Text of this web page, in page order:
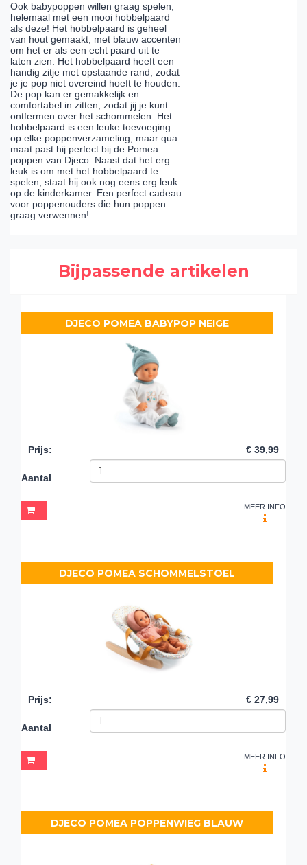
Ook babypoppen willen graag spelen,
helemaal met een mooi hobbelpaard
als deze! Het hobbelpaard is geheel
van hout gemaakt, met blauw accenten
om het er als een echt paard uit te
laten zien. Het hobbelpaard heeft een
handig zitje met opstaande rand, zodat
je je pop niet overeind hoeft te houden.
De pop kan er gemakkelijk en
comfortabel in zitten, zodat jij je kunt
ontfermen over het schommelen. Het
hobbelpaard is een leuke toevoeging
op elke poppenverzameling, maar qua
maat past hij perfect bij de Pomea
poppen van Djeco. Naast dat het erg
leuk is om met het hobbelpaard te
spelen, staat hij ook nog eens erg leuk
op de kinderkamer. Een perfect cadeau
voor poppenouders die hun poppen
graag verwennen!
Bijpassende artikelen
DJECO POMEA BABYPOP NEIGE
Prijs: € 39,99
Aantal
MEER INFO
DJECO POMEA SCHOMMELSTOEL
Prijs: € 27,99
Aantal
MEER INFO
DJECO POMEA POPPENWIEG BLAUW